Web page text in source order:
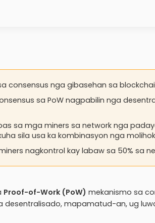
consensus nga gibasehan sa
sa PoW nagpabilin nga
sa mga miners sa network nga
sila usa ka kombinasyon nga
nagkontrol kay labaw sa 50% sa
Proof-of-Work (PoW) mekanismo sa
mapamatud-an, ug